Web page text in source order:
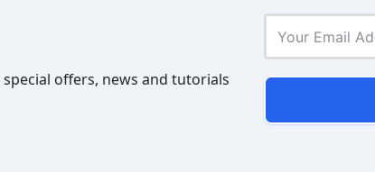
offers, news and tutorials